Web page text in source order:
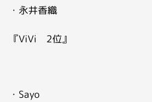
・永井香織
『ViVi 2位』
・Sayo